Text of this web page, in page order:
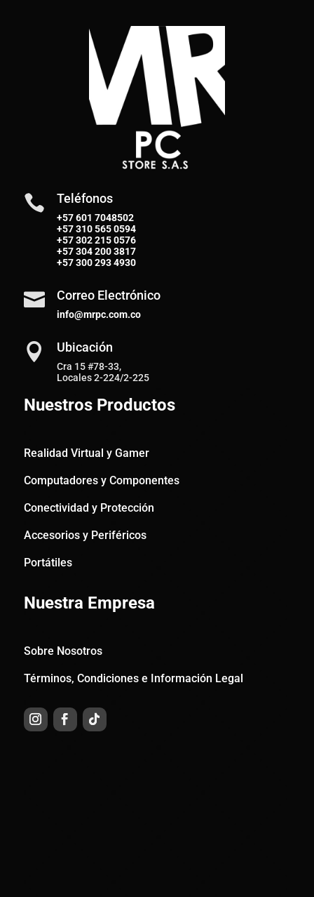
 Teléfonos
+57 601 7048502
+57310 565 0594
+57302 215 0576
+57304 200 3817
+57300 293 4930
 Correo Electrónico
info@mrpc.com.co
 Ubicación
Cra 15 #78-33,
Locales 2-224/2-225
Nuestros Productos
Realidad Virtual y Gamer
Computadores y Componentes
Conectividad y Protección
Accesorios y Periféricos
Portátiles
Nuestra Empresa
Sobre Nosotros
Términos, Condiciones e Información Legal